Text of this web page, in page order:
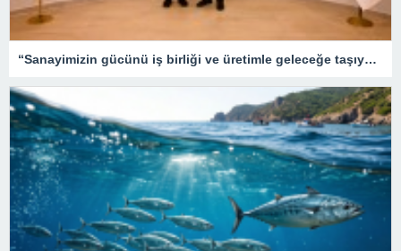
“Sanayimizin gücünü iş birliği ve üretimle geleceğe taşıyoruz”